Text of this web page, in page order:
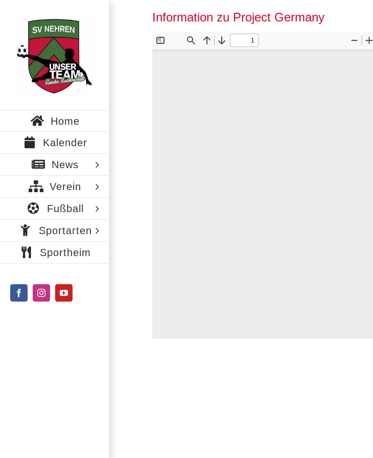
springen
Home
Kalender
News
Verein
Fußball
Sportarten
Sportheim
FacebookInstagramYouTube
Information zu Project Germany